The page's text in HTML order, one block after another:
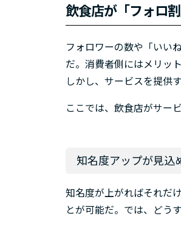
飲食店が「フォロ
フォロワーの数や「いい
だ。消費者側にはメリッ
しかし、サービスを提供
ここでは、飲食店がサー
知名度アップが見込
知名度が上がればそれだ
とが可能だ。では、どう